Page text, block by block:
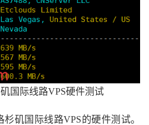
国际线路VPS硬件测试
矶国际线路VPS的硬件测试。